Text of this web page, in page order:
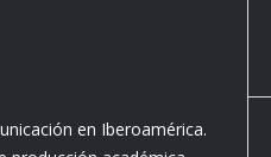
en Iberoamérica.